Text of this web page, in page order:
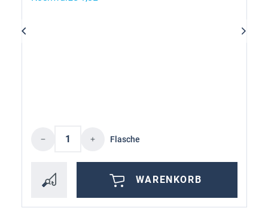
Produkt Anzahl: Gib den gewünschten
Flasche
WARENKORB